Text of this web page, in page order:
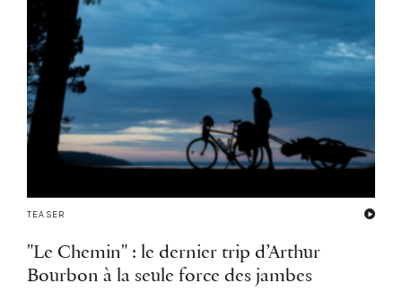
TEASER
"Le Chemin" : le dernier trip d’Arthur
Bourbon à la seule force des jambes